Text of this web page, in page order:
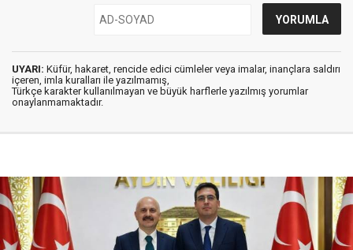
UYARI: Küfür, hakaret, rencide edici cümleler veya imalar, inançlara saldırı
içeren, imla kuralları ile yazılmamış,
Türkçe karakter kullanılmayan ve büyük harflerle yazılmış yorumlar
onaylanmamaktadır.